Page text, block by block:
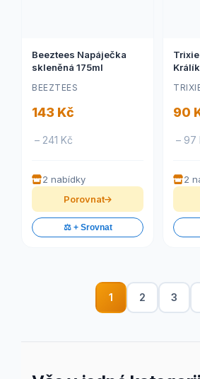
Beeztees Napáječka
skleněná 175ml
BEEZTEES
143 Kč
– 241 Kč
2 nabídky
Porovnat
⚖️ + Srovnat
90
– 97
2
1 2 3